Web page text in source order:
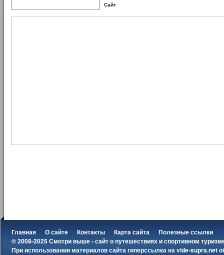
Сайт
Главная О сайте Контакты Карта сайта
Полезные ссылки
© 2008-2025 Смотри выше - сайт о путешествиях и спортивном
При использовании материалов сайта гиперссылка наvide-supra.net